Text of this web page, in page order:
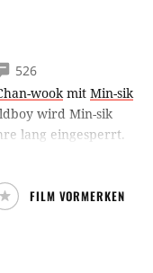
526
wookmit Min-sik
wird Min-sik
lang eingesperrt.
weshalb er
FILM VORMERKEN